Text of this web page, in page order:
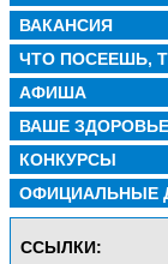
ВАКАНСИЯ
ЧТО ПОСЕЕШЬ,
АФИША
ВАШЕ ЗДОРОВЬЕ
КОНКУРСЫ
ОФИЦИАЛЬНЫЕ
CСЫЛКИ: